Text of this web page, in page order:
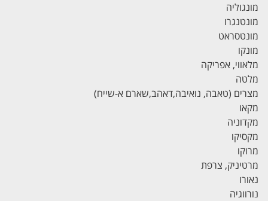
מונגוליה
מונטנגרו
מונטסראט
מונקו
מלאווי, אפריקה
מלטה
מצרים (טאבה, נואיבה,דאהב,שארם א-שייח)
מקאו
מקדוניה
מקסיקו
מרוקו
מרטיניק, צרפת
נאורו
נורווגיה